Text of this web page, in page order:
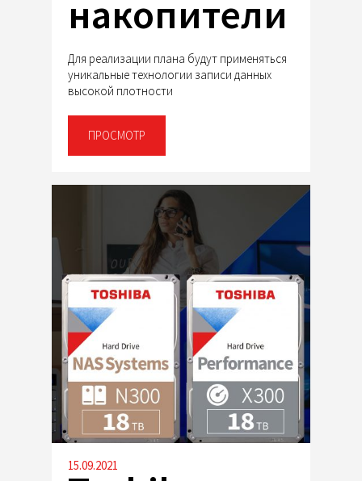
накопители
Для реализации плана будут применяться
уникальные технологии записи данных
высокой плотности
ПРОСМОТР
15.09.2021